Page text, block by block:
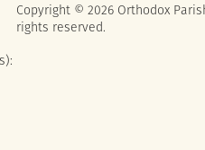
Copyright © 2026 Orthodox
rights reserved.